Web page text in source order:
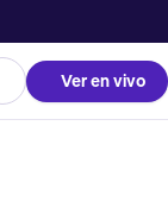
Ver en vivo